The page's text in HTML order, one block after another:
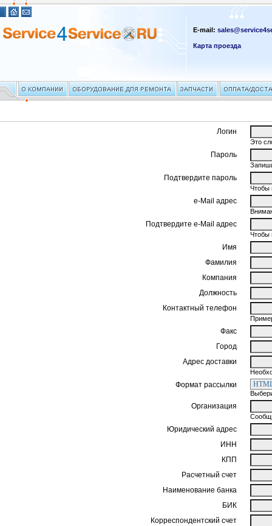
E-mail:
Карта проезда
Логин
Это
Пароль
Подтвердите пароль
Чтобы
e-Mail адрес
Подтвердите e-Mail адрес
Чтобы
Имя
Фамилия
Компания
Должность
Контактный телефон
Факс
Город
Адрес доставки
Формат рассылки
Организация
Юридический адрес
ИНН
КПП
Расчетный счет
Наименование банка
БИК
Корреспондентский счет